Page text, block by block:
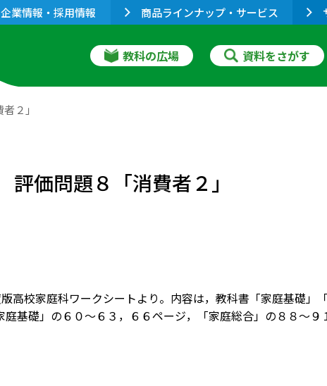
企業情報・採用情報 商品ラインナップ・サービス
教科の広場 資料をさがす
２」
価問題８「消費者２」
高校家庭科ワークシートより。内容は，教科書「家庭基礎
庭基礎」の６０～６３，６６ページ，「家庭総合」の８８～９